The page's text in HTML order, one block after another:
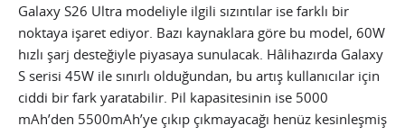
Galaxy S26 Ultra modeliyle ilgili sızıntılar ise farklı bir
noktaya işaret ediyor. Bazı kaynaklara göre bu model, 60W
hızlı şarj desteğiyle piyasaya sunulacak. Hâlihazırda Galaxy
S serisi 45W ile sınırlı olduğundan, bu artış kullanıcılar için
ciddi bir fark yaratabilir. Pil kapasitesinin ise 5000
mAh’den 5500mAh’ye çıkıp çıkmayacağı henüz kesinleşmiş